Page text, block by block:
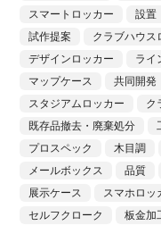
スマートロッカー
設置
試作提案
クラブハウス
デザインロッカー
ライ
マップケース
共同開発
スタジアムロッカー
ク
既存品撤去・廃棄処分
プロスペック
木目調
メールボックス
品質
展示ケース
スマホロッ
セルフクローク
板金加